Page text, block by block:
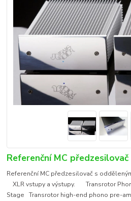
Referenční MC předzesilovač
Referenční MC předzesilovač s
XLR vstupy a výstupy. Transrotor
Stage Transrotor high-end phono pre-